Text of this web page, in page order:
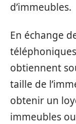
d’immeubles.
En échange
obtiennent
taille de
obtenir un
immeubles